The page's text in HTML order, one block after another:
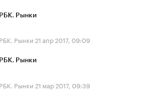
РБК. Рынки
РБК. Рынки 21 апр 2017, 09:09
РБК. Рынки
РБК. Рынки 21 мар 2017, 09:39